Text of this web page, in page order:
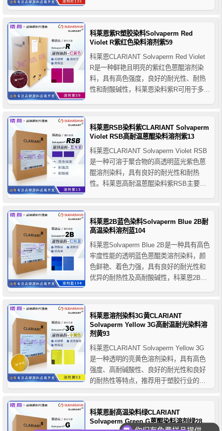
例，适用于PS、苯乙烯共聚物、PC、
PETP、PBTP、PMMA...
科莱恩紫R塑胶染料Solvaperm Red
Violet R紫红色染料溶剂紫59
科莱恩CLARIANT Solvaperm Red Violet
R是一种鲜艳且明亮的紫红色蒽醌溶剂染
料，具有高色强度，良好的耐光性、耐热
性和耐酸碱性，科莱恩染料紫R可用于多种
物的着色应用。
科莱恩RSB染料紫CLARIANT Solvaperm
Violet RSB高耐温蒽醌染料溶剂紫13
科莱恩CLARIANT Solvaperm Violet RSB
是一种可溶于聚合物的高透明蓝光紫色蒽
醌溶剂染料，具有良好的耐光性和耐热
性。科莱恩高耐温蒽醌染料紫RSB主要用
纶纤维原浆的着色。
科莱恩2B蓝色染料Solvaperm Blue 2B耐
高温染料溶剂蓝104
科莱恩Solvaperm Blue 2B是一种具有高色
牢度性能的透明蓝色蒽醌类溶剂染料，颜
色鲜艳、着色力强，具有良好的耐光性和
优异的耐热性及高耐酸碱性，科莱恩2B蓝
维、PET拉伸吹塑、PBT、PVC-R和
PMMA等聚合物，它对PA6和P...
科莱恩溶剂染料3G黄CLARIANT
Solvaperm Yellow 3G高耐温耐光染料溶
剂黄93
科莱恩CLARIANT Solvaperm Yellow 3G
是一种透明的亮黄色溶剂染料，具有高色
强度、高耐碱酸性、良好的耐光性和良好
的耐热性等特点，推荐用于塑胶行业的着
物的着色。
科莱恩耐高温染料绿CLARIANT
Solvaperm Green G蒽醌染料溶剂绿28你们有免费样品提供吗？